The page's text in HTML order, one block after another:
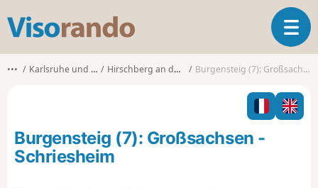
s
o
o
T
o
l
e
n
••• Karlsruhe und Umgebung Hirschberg an der Bergstraße Burgensteig (7): Großsachsen - Schriesheim
Burgensteig (7): Großsachsen -
Schriesheim